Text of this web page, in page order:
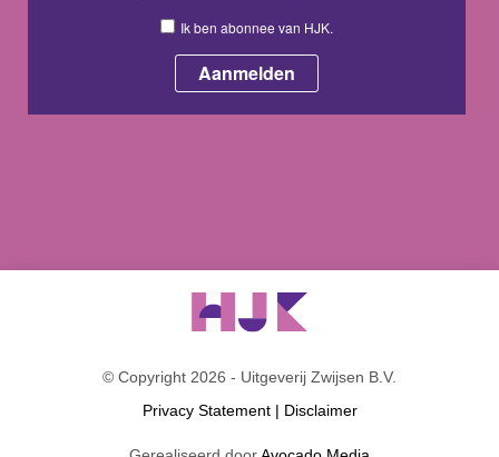
Ik ben abonnee van HJK.
© Copyright 2026 - Uitgeverij Zwijsen B.V.
Privacy Statement| Disclaimer